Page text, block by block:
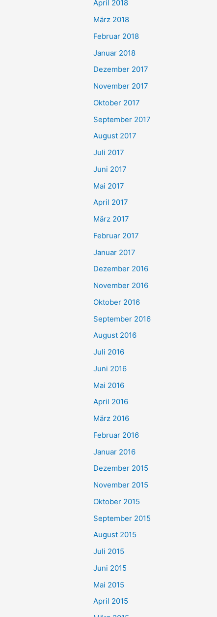
April 2018
März 2018
Februar 2018
Januar 2018
Dezember 2017
November 2017
Oktober 2017
September 2017
August 2017
Juli 2017
Juni 2017
Mai 2017
April 2017
März 2017
Februar 2017
Januar 2017
Dezember 2016
November 2016
Oktober 2016
September 2016
August 2016
Juli 2016
Juni 2016
Mai 2016
April 2016
März 2016
Februar 2016
Januar 2016
Dezember 2015
November 2015
Oktober 2015
September 2015
August 2015
Juli 2015
Juni 2015
Mai 2015
April 2015